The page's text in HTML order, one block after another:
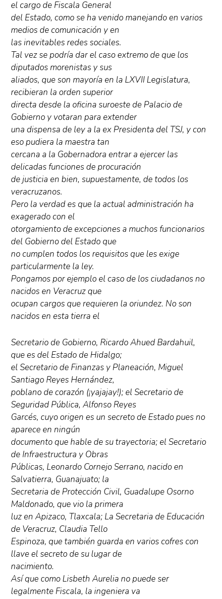
el cargo de Fiscala General
del Estado, como se ha venido manejando en varios
medios de comunicación y en
las inevitables redes sociales.
Tal vez se podría dar el caso extremo de que los
diputados morenistas y sus
aliados, que son mayoría en la LXVII Legislatura,
recibieran la orden superior
directa desde la oficina suroeste de Palacio de
Gobierno y votaran para extender
una dispensa de ley a la ex Presidenta del TSJ, y con
eso pudiera la maestra tan
cercana a la Gobernadora entrar a ejercer las
delicadas funciones de procuración
de justicia en bien, supuestamente, de todos los
veracruzanos.
Pero la verdad es que la actual administración ha
exagerado con el
otorgamiento de excepciones a muchos funcionarios
del Gobierno del Estado que
no cumplen todos los requisitos que les exige
particularmente la ley.
Pongamos por ejemplo el caso de los ciudadanos no
nacidos en Veracruz que
ocupan cargos que requieren la oriundez. No son
nacidos en esta tierra el
Secretario de Gobierno, Ricardo Ahued Bardahuil,
que es del Estado de Hidalgo;
el Secretario de Finanzas y Planeación, Miguel
Santiago Reyes Hernández,
poblano de corazón (¡yajajay!); el Secretario de
Seguridad Pública, Alfonso Reyes
Garcés, cuyo origen es un secreto de Estado pues no
aparece en ningún
documento que hable de su trayectoria; el Secretario
de Infraestructura y Obras
Públicas, Leonardo Cornejo Serrano, nacido en
Salvatierra, Guanajuato; la
Secretaria de Protección Civil, Guadalupe Osorno
Maldonado, que vio la primera
luz en Apizaco, Tlaxcala; La Secretaria de Educación
de Veracruz, Claudia Tello
Espinoza, que también guarda en varios cofres con
llave el secreto de su lugar de
nacimiento.
Así que como Lisbeth Aurelia no puede ser
legalmente Fiscala, la ingeniera va